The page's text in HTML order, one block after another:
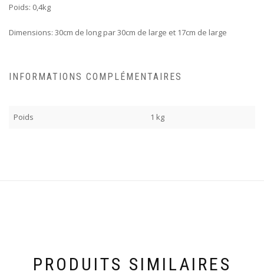
Poids: 0,4kg
Dimensions: 30cm de long par 30cm de large et 17cm de large
INFORMATIONS COMPLÉMENTAIRES
Poids 1 kg
PRODUITS SIMILAIRES